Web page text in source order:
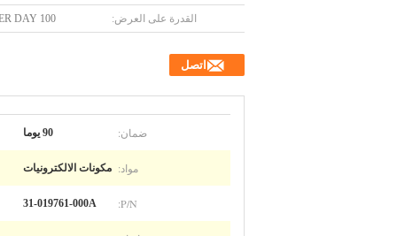
القدرة على العرض: 100 PCS PER DAY
اتصل
ضمان: 90 يوما
مواد: مكونات الالكترونيات
P/N:
31-019761-000A